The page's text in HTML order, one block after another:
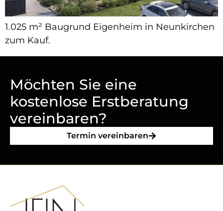
1.025 m² Baugrund Eigenheim in Neunkirchen
zum Kauf.
Möchten Sie eine
kostenlose Erstberatung
vereinbaren?
Termin vereinbaren